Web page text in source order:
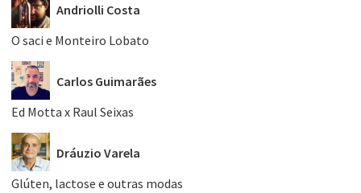
Andriolli Costa
O saci e Monteiro Lobato
Carlos Guimarães
Ed Motta x Raul Seixas
Dráuzio Varela
Glúten, lactose e outras modas